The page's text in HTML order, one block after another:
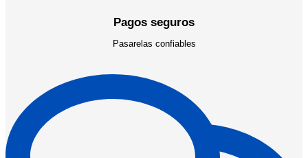
Pagos seguros
Pasarelas confiables